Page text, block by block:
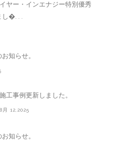
イヤー・インエナジー特別優秀
し�. . .
知らせ。
施工事例更新しました。
8月 12,2025
知らせ。